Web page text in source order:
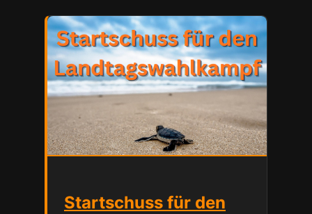
Startschuss für den